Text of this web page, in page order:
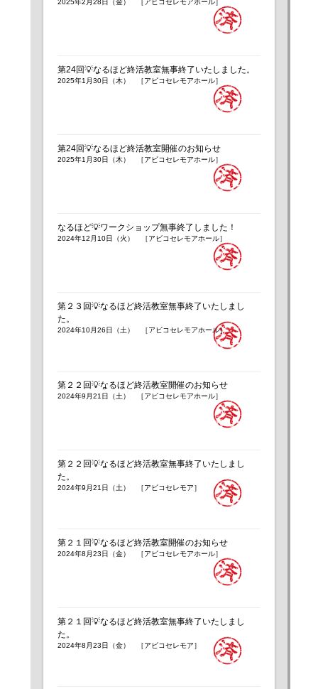
2025年2月28日（金） ［アビコセレモアホール］
第24回💡なるほど終活教室無事終了いたしました。
2025年1月30日（木） ［アビコセレモアホール］
第24回💡なるほど終活教室開催のお知らせ
2025年1月30日（木） ［アビコセレモアホール］
なるほど💡ワークショップ無事終了しました！
2024年12月10日（火） ［アビコセレモアホール］
第２３回💡なるほど終活教室無事終了いたしまし
た。
2024年10月26日（土） ［アビコセレモアホール］
第２２回💡なるほど終活教室開催のお知らせ
2024年9月21日（土） ［アビコセレモアホール］
第２２回💡なるほど終活教室無事終了いたしまし
た。
2024年9月21日（土） ［アビコセレモア］
第２１回💡なるほど終活教室開催のお知らせ
2024年8月23日（金） ［アビコセレモアホール］
第２１回💡なるほど終活教室無事終了いたしまし
た。
2024年8月23日（金） ［アビコセレモア］